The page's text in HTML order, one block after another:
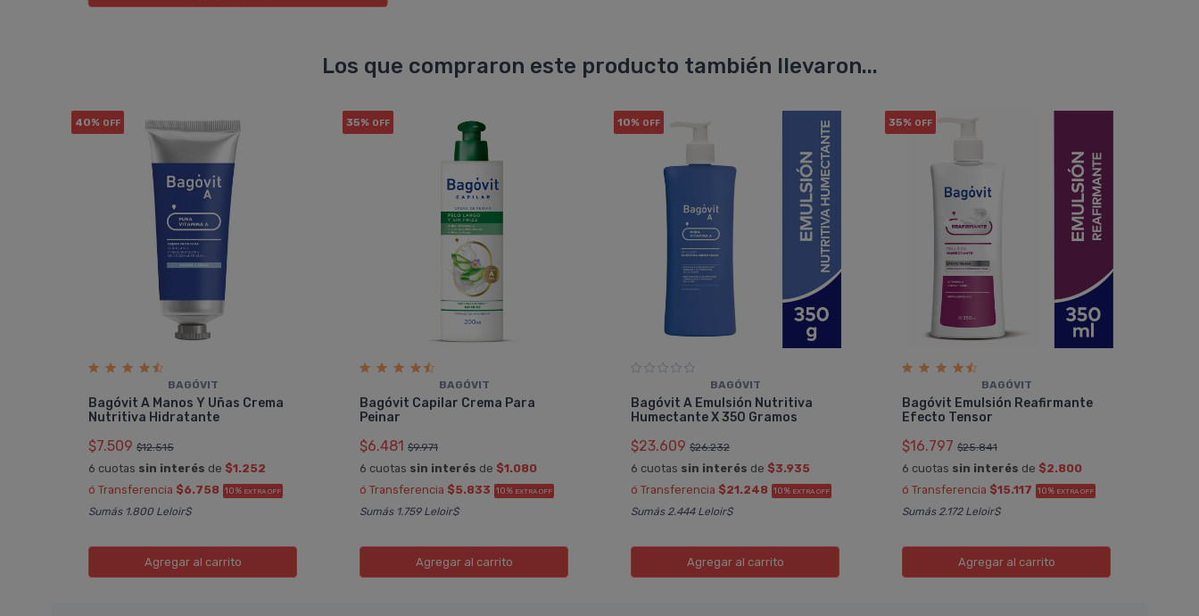
Los que compraron este producto también llevaron...
40% OFF
BAGÓVIT
Bagóvit A Manos Y Uñas Crema
Nutritiva Hidratante
$7.509 $12.515
6 cuotas sin interés de $1.252
ó Transferencia $6.758 10% EXTRA OFF
Sumás 1.800 Leloir$
Agregaral carrito
35% OFF
BAGÓVIT
Bagóvit Capilar Crema Para
Peinar
$6.481 $9.971
6 cuotas sin interés de $1.080
ó Transferencia $5.833 10% EXTRA OFF
Sumás 1.759 Leloir$
Agregaral carrito
10% OFF
BAGÓVIT
Bagóvit A Emulsión Nutritiva
Humectante X 350 Gramos
$23.609 $26.232
6 cuotas sin interés de $3.935
ó Transferencia $21.248 10% EXTRA OFF
Sumás 2.444 Leloir$
Agregaral carrito
35% OFF
BAGÓVIT
Bagóvit Emulsión Reafirmante
Efecto Tensor
$16.797 $25.841
6 cuotas sin interés de $2.800
ó Transferencia $15.117 10% EXTRA OFF
Sumás 2.172 Leloir$
Agregaral carrito